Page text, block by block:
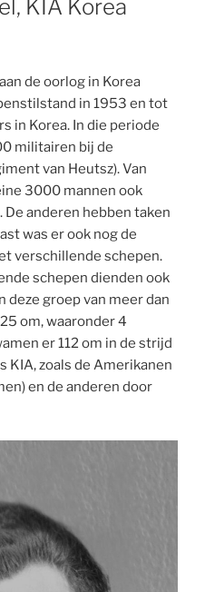
KIA Korea
de oorlog in Korea
in 1953 en tot
in Korea. In die periode
militairen bij de
van Heutsz). Van
3000 mannen ook
anderen hebben taken
was er ook nog de
verschillende schepen.
schepen dienden ook
deze groep van meer dan
om, waaronder 4
er 112 om in de strijd
KIA, zoals de Amerikanen
en de anderen door